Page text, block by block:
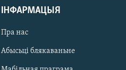
ІНФАРМАЦЫЯ
Пра нас
Абысьці блякаваньне